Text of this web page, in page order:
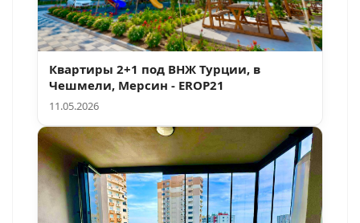
Квартиры 2+1 под ВНЖ Турции, в
Чешмели, Мерсин - EROP21
11.05.2026